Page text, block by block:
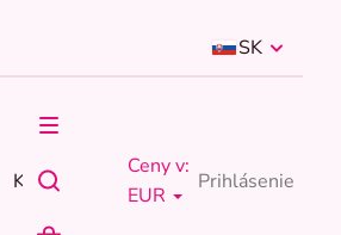
SK
Kontakty
Ceny v:
EUR
Prihlásenie